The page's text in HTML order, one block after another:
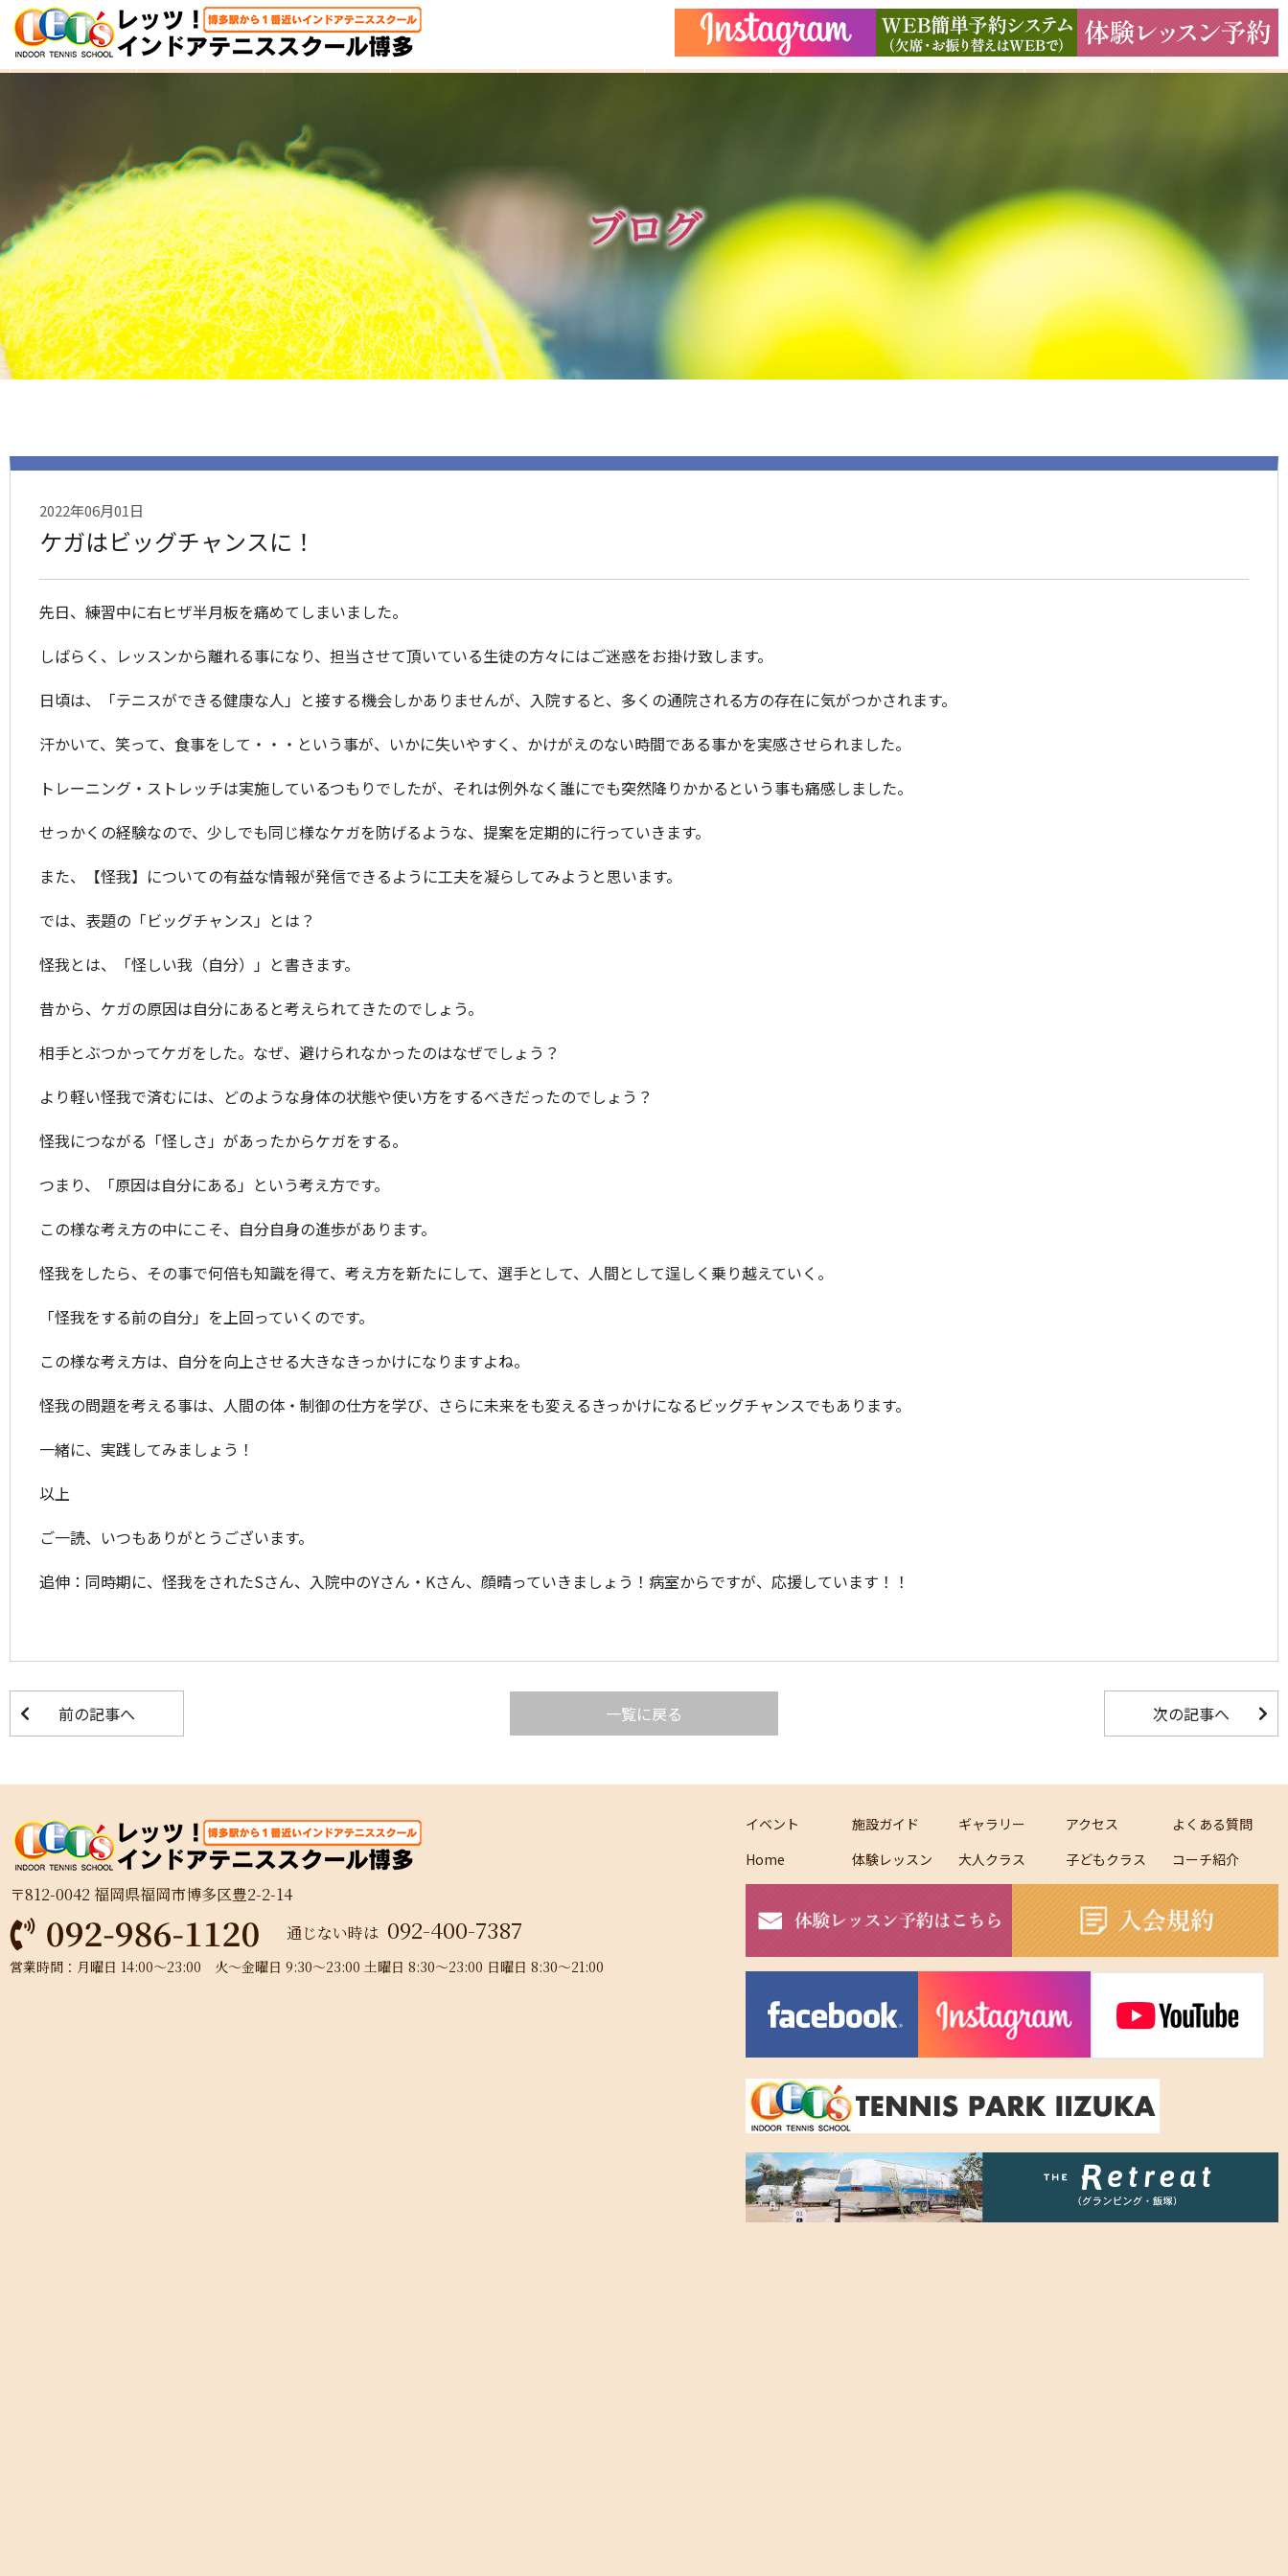
HOME 体験レッスン 大人クラス 子どもクラス イベント 施設ガイド ギャラリー アクセス よくある質問
ブログ
2022年06月01日
ケガはビッグチャンスに！
先日、練習中に右ヒザ半月板を痛めてしまいました。
しばらく、レッスンから離れる事になり、担当させて頂いている生徒の方々にはご迷惑をお掛け致します。
日頃は、「テニスができる健康な人」と接する機会しかありませんが、入院すると、多くの通院される方の存在に気がつかされます。
汗かいて、笑って、食事をして・・・という事が、いかに失いやすく、かけがえのない時間である事かを実感させられました。
トレーニング・ストレッチは実施しているつもりでしたが、それは例外なく誰にでも突然降りかかるという事も痛感しました。
せっかくの経験なので、少しでも同じ様なケガを防げるような、提案を定期的に行っていきます。
また、【怪我】についての有益な情報が発信できるように工夫を凝らしてみようと思います。
では、表題の「ビッグチャンス」とは？
怪我とは、「怪しい我（自分）」と書きます。
昔から、ケガの原因は自分にあると考えられてきたのでしょう。
相手とぶつかってケガをした。なぜ、避けられなかったのはなぜでしょう？
より軽い怪我で済むには、どのような身体の状態や使い方をするべきだったのでしょう？
怪我につながる「怪しさ」があったからケガをする。
つまり、「原因は自分にある」という考え方です。
この様な考え方の中にこそ、自分自身の進歩があります。
怪我をしたら、その事で何倍も知識を得て、考え方を新たにして、選手として、人間として逞しく乗り越えていく。
「怪我をする前の自分」を上回っていくのです。
この様な考え方は、自分を向上させる大きなきっかけになりますよね。
怪我の問題を考える事は、人間の体・制御の仕方を学び、さらに未来をも変えるきっかけになるビッグチャンスでもあります。
一緒に、実践してみましょう！
以上
ご一読、いつもありがとうございます。
追伸：同時期に、怪我をされたSさん、入院中のYさん・Kさん、顔晴っていきましょう！病室からですが、応援しています！！
前の記事へ 一覧に戻る 次の記事へ
〒812-0042 福岡県福岡市博多区豊2-2-14
通じない時は 092-400-7387
営業時間：月曜日 14:00～23:00 火～金曜日 9:30～23:00 土曜日 8:30～23:00 日曜日 8:30～21:00
イベント 施設ガイド ギャラリー アクセス
よくある質問
Home
体験レッスン 大人クラス 子どもクラス コーチ紹介